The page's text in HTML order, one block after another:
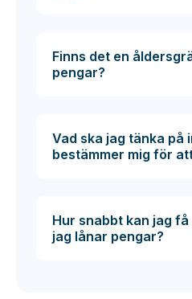
Finns det en
pengar?
Vad ska jag tänka på
bestämmer mig för
Hur snabbt kan jag
jag lånar pengar?